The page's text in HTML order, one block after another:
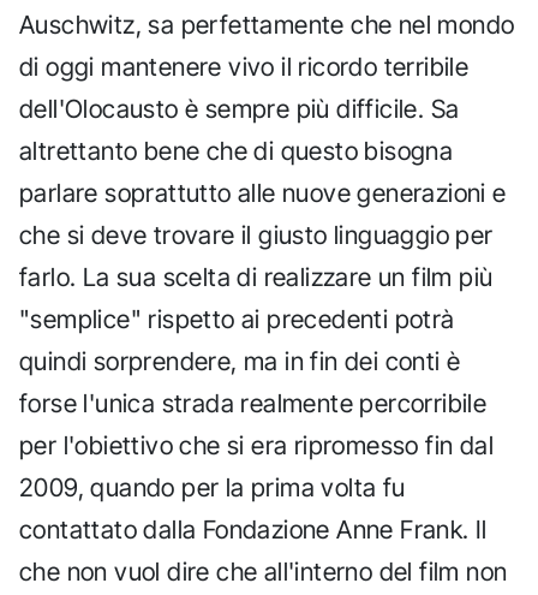
Auschwitz, sa perfettamente che nel mondo
di oggi mantenere vivo il ricordo terribile
dell'Olocausto è sempre più difficile. Sa
altrettanto bene che di questo bisogna
parlare soprattutto alle nuove generazioni e
che si deve trovare il giusto linguaggio per
farlo. La sua scelta di realizzare un film più
"semplice" rispetto ai precedenti potrà
quindi sorprendere, ma in fin dei conti è
forse l'unica strada realmente percorribile
per l'obiettivo che si era ripromesso fin dal
2009, quando per la prima volta fu
contattato dalla Fondazione Anne Frank. Il
che non vuol dire che all'interno del film non